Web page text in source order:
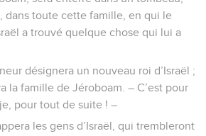
dans toute cette famille, en qui le
a trouvé quelque chose qui lui a
désignera un nouveau roi d’Israël ;
la famille de Jéroboam. – C’est pour
pour tout de suite ! –
les gens d’Israël, qui trembleront